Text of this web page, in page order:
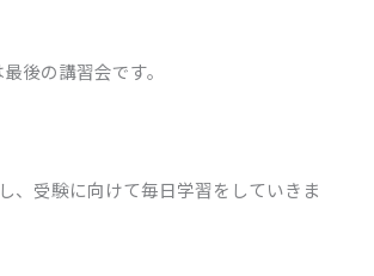
後の講習会です。
、受験に向けて毎日学習をしていきま